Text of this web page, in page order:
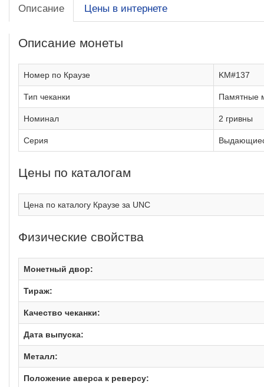
Описание Цены в интернете
Описание монеты
Номер по Краузе KM#137
Тип чеканки Памятные
Номинал 2 гривны
Серия
Цены по каталогам
Цена по каталогу Краузе за UNC
Физические свойства
Монетный двор:
Тираж:
Качество чеканки:
Дата выпуска:
Металл:
Положение аверса к реверсу: